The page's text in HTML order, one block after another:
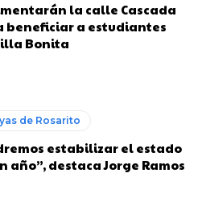
la calle Cascada
beneficiar a estudiantes
Bonita
de Rosarito
estabilizar el estado
año”, destaca Jorge Ramos